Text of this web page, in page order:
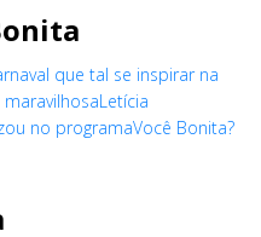
que tal se inspirar na
no programaVocê Bonita?